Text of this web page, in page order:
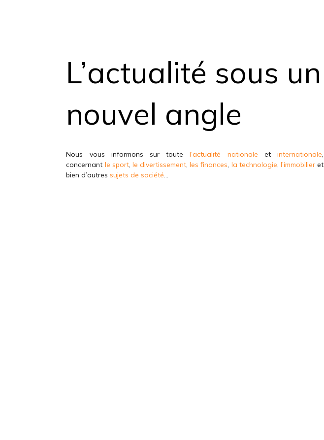
L’actualité sous un
nouvel angle
Nous vous informons sur toutel’actualité nationale etinternationale,
concernant le sport, le divertissement,les finances, la technologie, l’immobilieret
bien d’autres sujets de société…